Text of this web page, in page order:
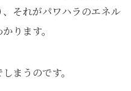
それがパワハラのエネル
ります。
まうのです。